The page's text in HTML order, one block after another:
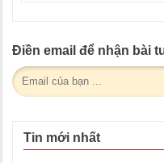
Điền email để nhận bài
Tin mới nhất